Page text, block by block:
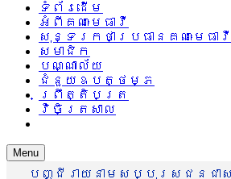
ទំព័រដើម
អំពីគណៈមេធាវី
សុន្ទរកថាប្រធានគណៈមេធាវី
សមាជិក
បណ្ណាល័យ
ជំនួយឧបត្ថម្ភ
ព្រឹត្តិបត្រ
វិចិត្រសាល
Menu
បញ្ជីរាយនាមសប្បុរសជនជាសម